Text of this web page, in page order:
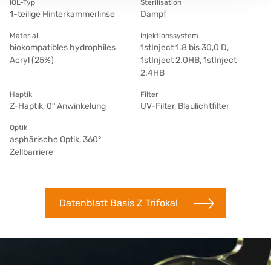
IOL-Typ
1-teilige Hinterkammerlinse
Sterilisation
Dampf
Material
biokompatibles hydrophiles
Acryl (25%)
Injektionssystem
1stInject 1.8 bis 30,0 D,
1stInject 2.0HB, 1stInject
2.4HB
Haptik
Z-Haptik, 0° Anwinkelung
Filter
UV-Filter, Blaulichtfilter
Optik
asphärische Optik, 360°
Zellbarriere
Datenblatt Basis Z Trifokal